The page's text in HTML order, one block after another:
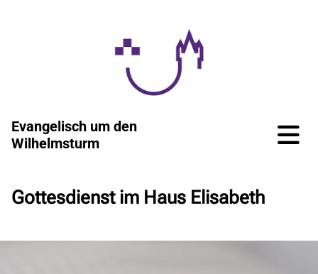
Evangelisch um den
Wilhelmsturm
Gottesdienst im Haus Elisabeth